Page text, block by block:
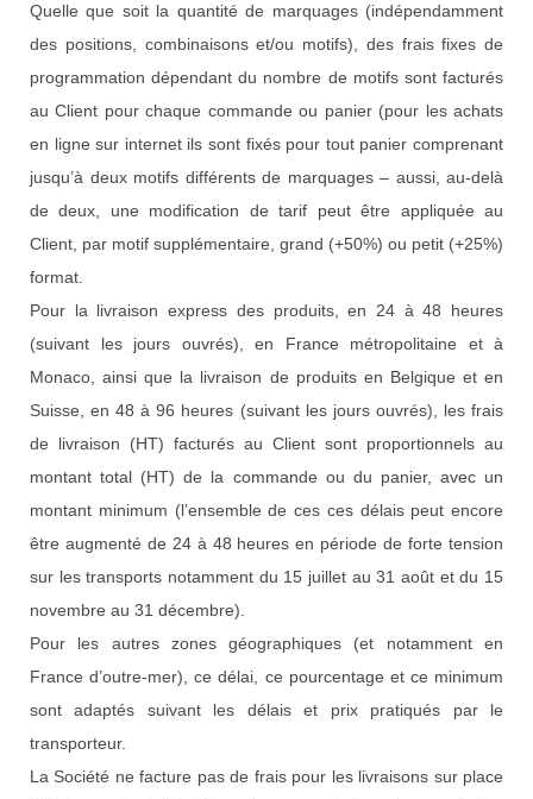
Quelle que soit la quantité de marquages (indépendamment
des positions, combinaisons et/ou motifs), des frais fixes de
programmation dépendant du nombre de motifs sont facturés
au Client pour chaque commande ou panier (pour les achats
en ligne sur internet ils sont fixés pour tout panier comprenant
jusqu’à deux motifs différents de marquages – aussi, au-delà
de deux, une modification de tarif peut être appliquée au
Client, par motif supplémentaire, grand (+50%) ou petit (+25%)
format.
Pour la livraison express des produits, en 24 à 48 heures
(suivant les jours ouvrés), en France métropolitaine et à
Monaco, ainsi que la livraison de produits en Belgique et en
Suisse, en 48 à 96 heures (suivant les jours ouvrés), les frais
de livraison (HT) facturés au Client sont proportionnels au
montant total (HT) de la commande ou du panier, avec un
montant minimum (l’ensemble de ces ces délais peut encore
être augmenté de 24 à 48 heures en période de forte tension
sur les transports notamment du 15 juillet au 31 août et du 15
novembre au 31 décembre).
Pour les autres zones géographiques (et notamment en
France d’outre-mer), ce délai, ce pourcentage et ce minimum
sont adaptés suivant les délais et prix pratiqués par le
transporteur.
La Société ne facture pas de frais pour les livraisons sur place